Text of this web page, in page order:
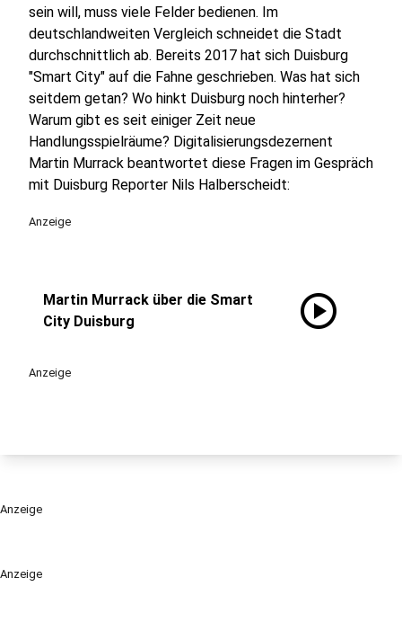
Anzeige
sein will, muss viele Felder bedienen. Im
deutschlandweiten Vergleich schneidet die Stadt
durchschnittlich ab. Bereits 2017 hat sich Duisburg
"Smart City" auf die Fahne geschrieben. Was hat sich
seitdem getan? Wo hinkt Duisburg noch hinterher?
Warum gibt es seit einiger Zeit neue
Handlungsspielräume? Digitalisierungsdezernent
Martin Murrack beantwortet diese Fragen im Gespräch
mit Duisburg Reporter Nils Halberscheidt:
Anzeige
Martin Murrack über die Smart
City Duisburg
play_circle
Anzeige
Anzeige